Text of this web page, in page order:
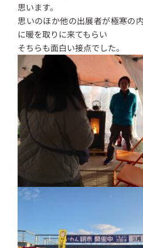
思います。
思いのほか他の出展者が極寒の
に暖を取りに来てもらい
そちらも面白い接点でした。